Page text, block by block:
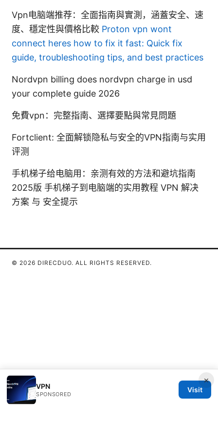
Vpn电脑端推荐：全面指南與實測，涵蓋安全、速
度、穩定性與價格比較 Proton vpn wont
connect heres how to fix it fast: Quick fix
guide, troubleshooting tips, and best practices
Nordvpn billing does nordvpn charge in usd
your complete guide 2026
免費vpn：完整指南、選擇要點與常見問題
Fortclient: 全面解锁隐私与安全的VPN指南与实用
评测
手机梯子给电脑用：亲测有效的方法和避坑指南
2025版 手机梯子到电脑端的实用教程 VPN 解决
方案 与 安全提示
×
VPN
SPONSORED
Visit
© 2026 DIRECDUO. ALL RIGHTS RESERVED.